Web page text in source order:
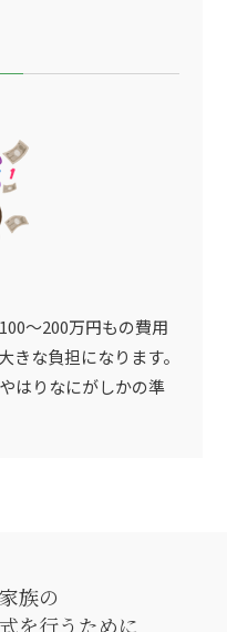
～200万円もの費用
きな負担になります。
はりなにがしかの準
族の
を行うために